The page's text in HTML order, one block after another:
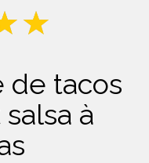
de tacos
à